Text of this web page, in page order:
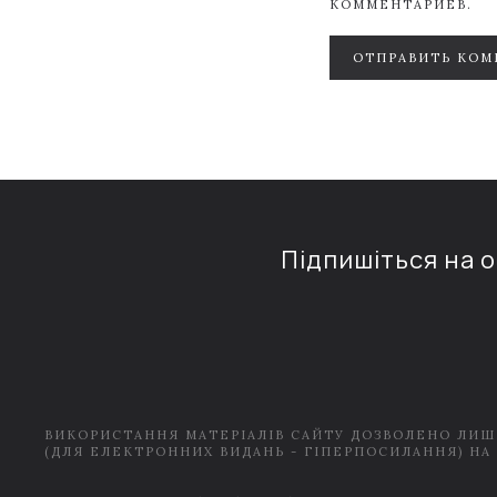
КОММЕНТАРИЕВ.
ОТПРАВИТЬ
Підпишіться на
ВИКОРИСТАННЯ МАТЕРІАЛІВ САЙТУ ДОЗВОЛЕНО
(ДЛЯ ЕЛЕКТРОННИХ ВИДАНЬ - ГІПЕРПОСИЛАННЯ) НА